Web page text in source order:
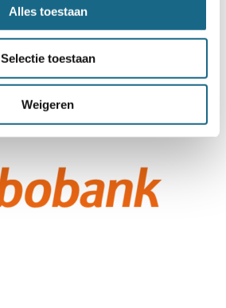
Alles toestaan
Selectie toestaan
Weigeren